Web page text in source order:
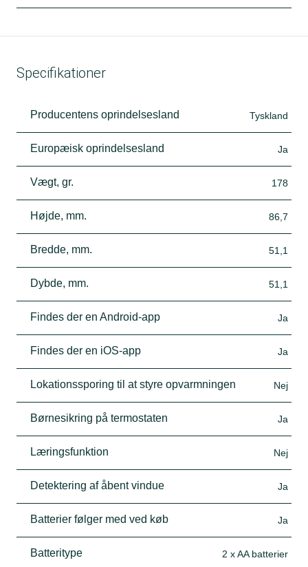
Specifikationer
Producentens oprindelsesland Tyskland
Europæisk oprindelsesland Ja
Vægt, gr. 178
Højde, mm. 86,7
Bredde, mm. 51,1
Dybde, mm. 51,1
Findes der en Android-app Ja
Findes der en iOS-app Ja
Lokationssporing til at styre opvarmningen Nej
Børnesikring på termostaten Ja
Læringsfunktion Nej
Detektering af åbent vindue Ja
Batterier følger med ved køb Ja
Batteritype 2 x AA batterier